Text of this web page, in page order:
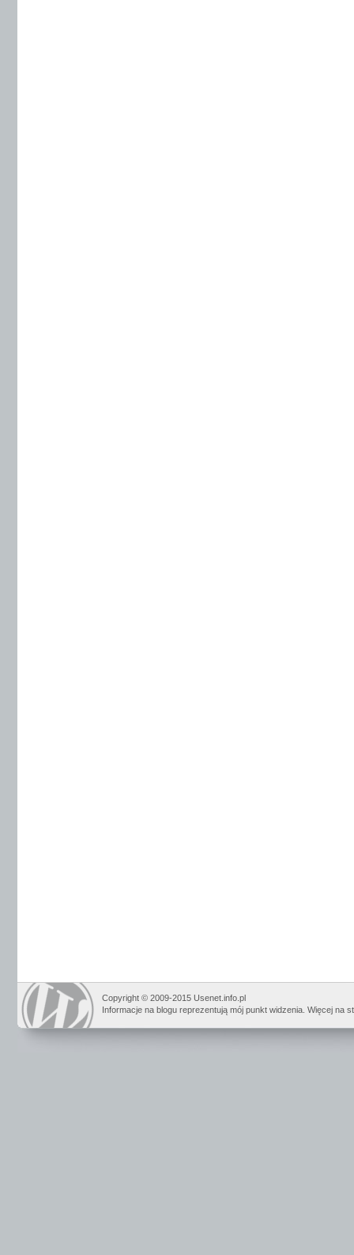
Copyright © 2009-2015 Usenet.info.pl
Informacje na blogu reprezentują mój punkt widzenia. Więcej na